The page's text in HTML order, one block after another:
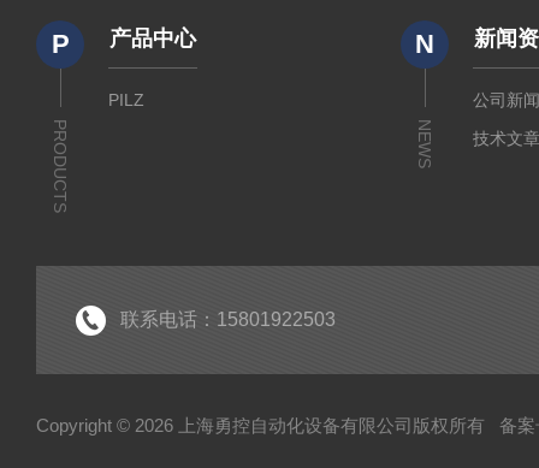
P
PRODUCTS
产品中心
PILZ
N
NEWS
新闻
公司新
技术文
联系电话：15801922503
Copyright © 2026 上海勇控自动化设备有限公司版权所有 备案